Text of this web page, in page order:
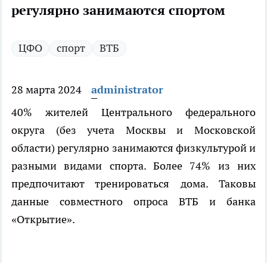
регулярно занимаются спортом
ЦФО спорт ВТБ
28 марта 2024
administrator
40% жителей Центрального федерального
округа (без учета Москвы и Московской
области) регулярно занимаются физкультурой и
разными видами спорта. Более 74% из них
предпочитают тренироваться дома. Таковы
данные совместного опроса ВТБ и банка
«Открытие».